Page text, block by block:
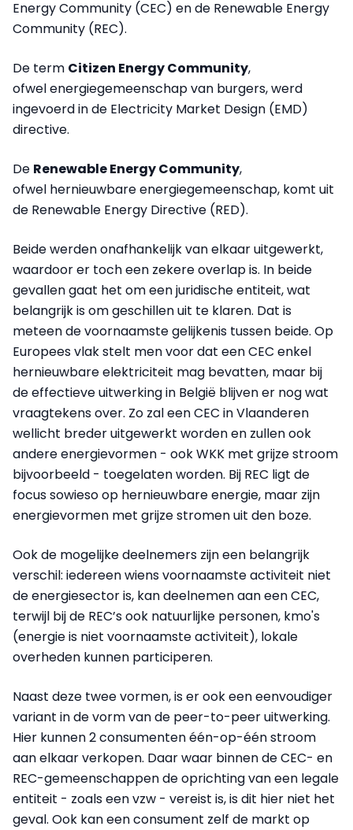
Energy Community (CEC) en de Renewable Energy
Community (REC).
De term Citizen Energy Community,
ofwel energiegemeenschap van burgers, werd
ingevoerd in de Electricity Market Design (EMD)
directive.
De Renewable Energy Community,
ofwel hernieuwbare energiegemeenschap, komt uit
de Renewable Energy Directive (RED).
Beide werden onafhankelijk van elkaar uitgewerkt,
waardoor er toch een zekere overlap is. In beide
gevallen gaat het om een juridische entiteit, wat
belangrijk is om geschillen uit te klaren. Dat is
meteen de voornaamste gelijkenis tussen beide. Op
Europees vlak stelt men voor dat een CEC enkel
hernieuwbare elektriciteit mag bevatten, maar bij
de effectieve uitwerking in België blijven er nog wat
vraagtekens over. Zo zal een CEC in Vlaanderen
wellicht breder uitgewerkt worden en zullen ook
andere energievormen - ook WKK met grijze stroom
bijvoorbeeld - toegelaten worden. Bij REC ligt de
focus sowieso op hernieuwbare energie, maar zijn
energievormen met grijze stromen uit den boze.
Ook de mogelijke deelnemers zijn een belangrijk
verschil: iedereen wiens voornaamste activiteit niet
de energiesector is, kan deelnemen aan een CEC,
terwijl bij de REC’s ook natuurlijke personen, kmo's
(energie is niet voornaamste activiteit), lokale
overheden kunnen participeren.
Naast deze twee vormen, is er ook een eenvoudiger
variant in de vorm van de peer-to-peer uitwerking.
Hier kunnen 2 consumenten één-op-één stroom
aan elkaar verkopen. Daar waar binnen de CEC- en
REC-gemeenschappen de oprichting van een legale
entiteit - zoals een vzw - vereist is, is dit hier niet het
geval. Ook kan een consument zelf de markt op